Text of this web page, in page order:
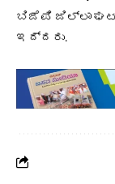
ಬಿಜೆಪಿ ಜಿಲ್ಲಾ
ಇದ್ದರು.